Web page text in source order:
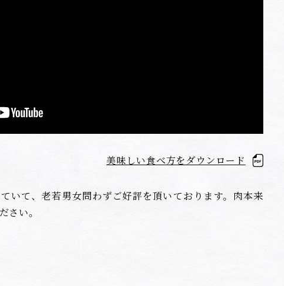
美味しい食べ方をダウンロード
いて、老若男女問わずご好評を頂いております。肉本来
さい。